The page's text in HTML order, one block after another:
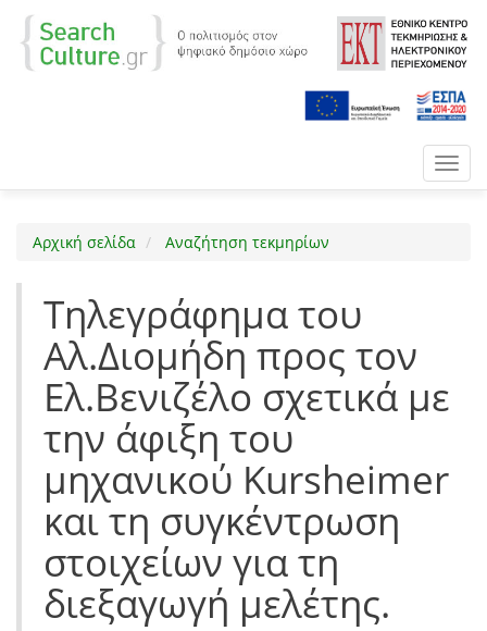
Αρχική σελίδα Αναζήτηση τεκμηρίων
Τηλεγράφημα του
Αλ.Διομήδη προς τον
Ελ.Βενιζέλο σχετικά με
την άφιξη του
μηχανικού Kursheimer
και τη συγκέντρωση
στοιχείων για τη
διεξαγωγή μελέτης.